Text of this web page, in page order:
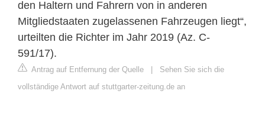
den Haltern und Fahrern von in anderen
Mitgliedstaaten zugelassenen Fahrzeugen liegt“,
urteilten die Richter im Jahr 2019 (Az. C-
591/17).
Antrag auf Entfernung der Quelle | Sehen Sie sich die
vollständige Antwort auf stuttgarter-zeitung.de an